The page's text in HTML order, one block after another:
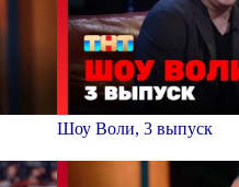
Шоу Воли, 3 выпуск